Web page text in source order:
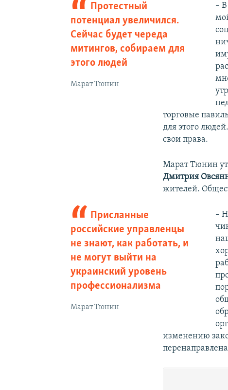
Протестный
потенциал увеличился.
Сейчас будет череда
митингов, собираем для
этого людей
Марат Тюнин
–
торговые
для этого
свои права.
Марат Тюнин
Дмитрия
жителей.
Присланные
российские управленцы
не знают, как работать, и
не могут выйти на
украинский уровень
профессионализма
Марат Тюнин
–
изменению